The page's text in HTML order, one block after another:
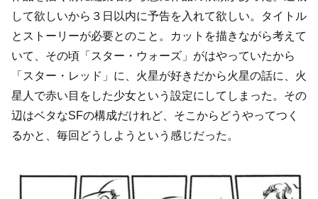
して欲しいから３日以内に予告を入れて欲しい。タイトル
とストーリーが必要とのこと。カットを描きながら考えて
いて、その頃「スター・ウォーズ」がはやっていたから
「スター・レッド」に、火星が好きだから火星の話に、火
星人で赤い目をした少女という設定にしてしまった。その
辺はベタなSFの構成だけれど、そこからどうやってつく
るかと、毎回どうしようという感じだった。